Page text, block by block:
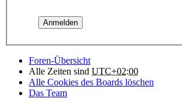
Foren-Übersicht
Alle Zeiten sind UTC+02:00
Alle Cookies des Boards löschen
Das Team